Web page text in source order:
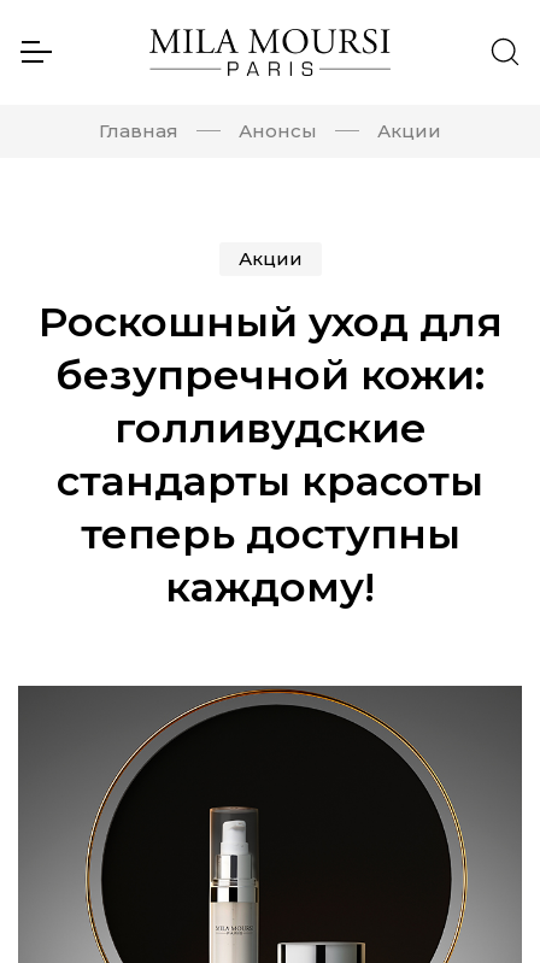
Главная Анонсы Акции
Акции
Роскошный уход для
безупречной кожи:
голливудские
стандарты красоты
теперь доступны
каждому!